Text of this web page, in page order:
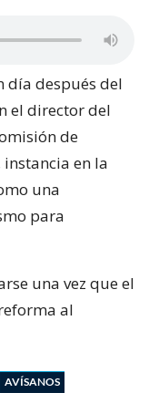
día después del
el director del
de
instancia en la
una
para
una vez que el
al
AVÍSANOS